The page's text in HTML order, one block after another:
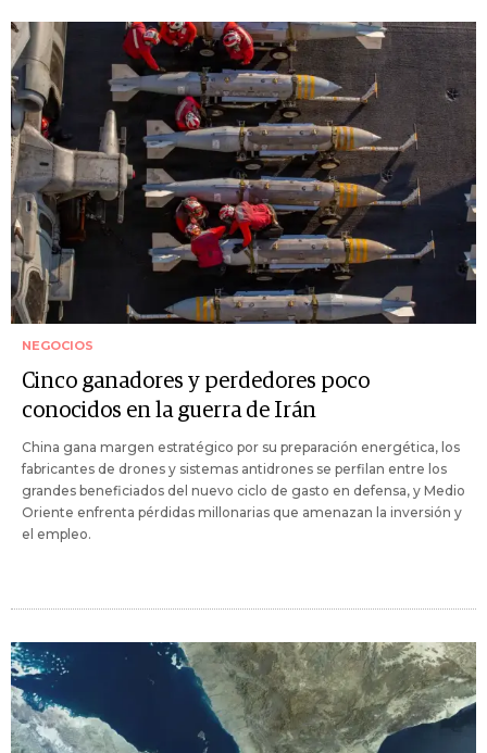
NEGOCIOS
Cinco ganadores y perdedores poco
conocidos en la guerra de Irán
China gana margen estratégico por su preparación energética, los
fabricantes de drones y sistemas antidrones se perfilan entre los
grandes beneficiados del nuevo ciclo de gasto en defensa, y Medio
Oriente enfrenta pérdidas millonarias que amenazan la inversión y
el empleo.